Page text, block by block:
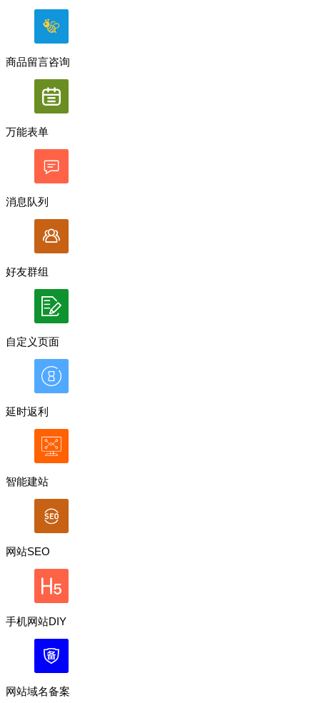
商品留言咨询
万能表单
消息队列
好友群组
自定义页面
延时返利
智能建站
网站SEO
手机网站DIY
网站域名备案